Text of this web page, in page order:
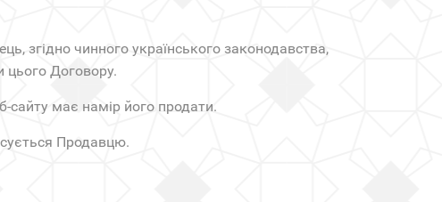
згідно чинного українського законодавства,
цього Договору.
має намір його продати.
Продавцю.